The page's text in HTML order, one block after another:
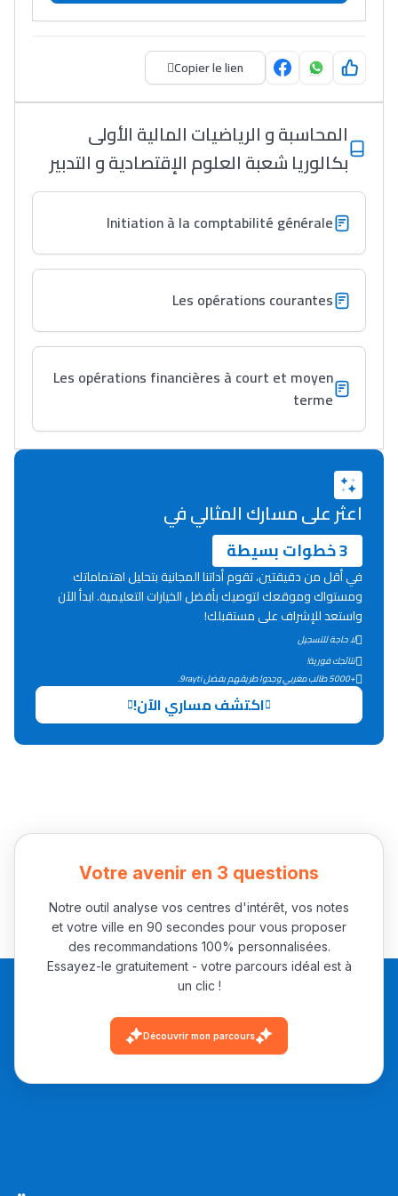
فمنظّمة دولية
مهنة التّرجمة، العمل
التّطوّعي، التّشبيك و
أشياء أخرى مع مامودو
بطلة المغرب فالقفز
الطولي، ملاك البردع
كتحكي على تجربتها
فالرّياضة و الدّراسة
Copier le lien
المحاسبة و الرياضيات المالية الأولى
بكالوريا شعبة العلوم الإقتصادية و التدبير
Initiation à la comptabilité générale
Les opérations courantes
Les opérations financières à court et moyen
terme
اعثر على مسارك المثالي في
3 خطوات بسيطة
في أقل من دقيقتين، تقوم أداتنا المجانية بتحليل اهتماماتك
ومستواك وموقعك لتوصيك بأفضل الخيارات التعليمية. ابدأ الآن
واستعد للإشراف على مستقبلك!
لا حاجة للتسجيل
نتائجك فورية!
+5000 طالب مغربي وجدوا طريقهم بفضل 9rayti.
اكتشف مساري الآن!
Votre avenir en 3 questions
Notre outil analyse vos centres d'intérêt, vos notes
et votre ville en 90 secondes pour vous proposer
des recommandations 100% personnalisées.
Essayez-le gratuitement - votre parcours idéal est à
un clic !
Découvrir mon parcours